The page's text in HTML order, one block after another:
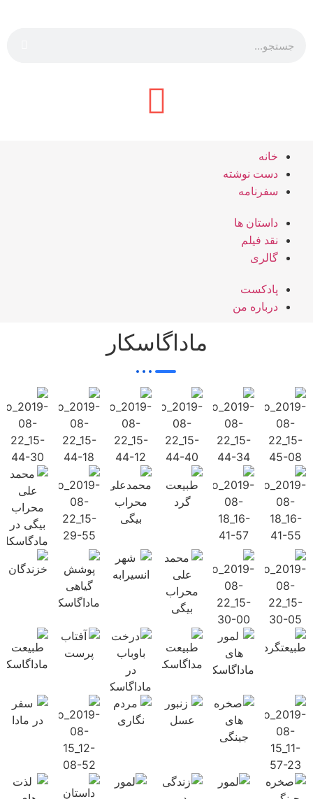
خانه
دست نوشته
سفرنامه
داستان ها
نقد فیلم
گالری
پادکست
درباره من
ماداگاسکار